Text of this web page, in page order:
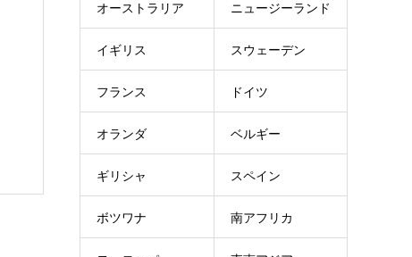
オーストラリア ニュージーランド
イギリス スウェーデン
フランス ドイツ
オランダ ベルギー
ギリシャ スペイン
ボツワナ 南アフリカ